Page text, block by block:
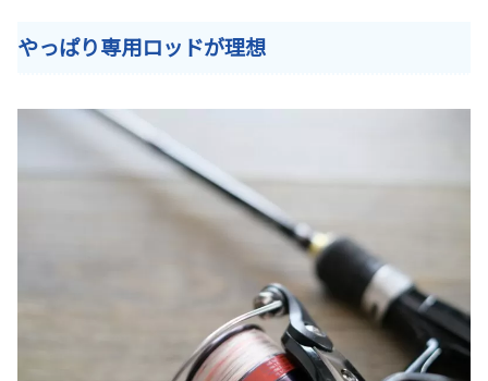
やっぱり専用ロッドが理想